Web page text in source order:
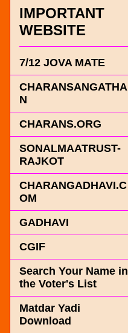
IMPORTANT
WEBSITE
7/12 JOVA MATE
CHARANSANGATHA
N
CHARANS.ORG
SONALMAATRUST-
RAJKOT
CHARANGADHAVI.C
OM
GADHAVI
CGIF
Search Your Name in
the Voter's List
Matdar Yadi
Download